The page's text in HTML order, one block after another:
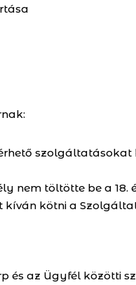
nem töltötte be a 18.
kíván kötni a
és az Ügyfél közötti